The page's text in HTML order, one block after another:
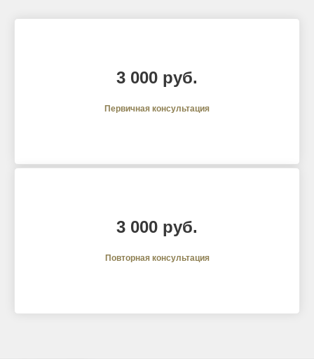
3 000 руб.
Первичная консультация
3 000 руб.
Повторная консультация